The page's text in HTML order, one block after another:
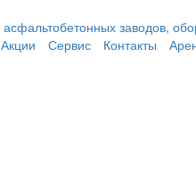
Акции Сервис Контакты